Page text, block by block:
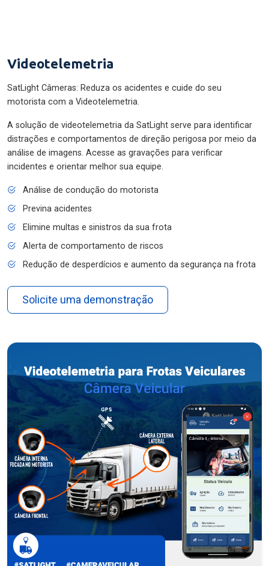
Videotelemetria
SatLight Câmeras: Reduza os acidentes e cuide do seu
motorista com a Videotelemetria.
A solução de videotelemetria da SatLight serve para identificar
distrações e comportamentos de direção perigosa por meio da
análise de imagens. Acesse as gravações para verificar
incidentes e orientar melhor sua equipe.
Análise de condução do motorista
Previna acidentes
Elimine multas e sinistros da sua frota
Alerta de comportamento de riscos
Redução de desperdícios e aumento da segurança na frota
Solicite uma demonstração